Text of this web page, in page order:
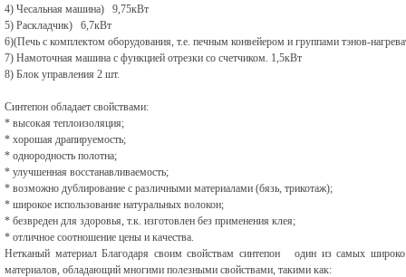
4) Чесальная машина) 9,75кВт
5) Раскладчик) 6,7кВт
6)(Печь с комплектом оборудования, т.е. печным конвейером и группами тэнов-
7) Намоточная машина с функцией отрезки со счетчиком. 1,5кВт
8) Блок управления 2 шт.
Синтепон обладает свойствами:
* высокая теплоизоляция;
* хорошая драпируемость;
* однородность полотна;
* улучшенная восстанавливаемость;
* возможно дублирование с различными материалами (бязь, трикотаж);
* широкое использование натуральных волокон;
* безвреден для здоровья, т.к. изготовлен без применения клея;
* отличное соотношение цены и качества.
Нетканый материал Благодаря своим свойствам синтепон один из самых
материалов, обладающий многими полезными свойствами, такими как: